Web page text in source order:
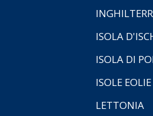
ISOLA
ISOLA DI
ISOLE EOLIE
LETTONIA